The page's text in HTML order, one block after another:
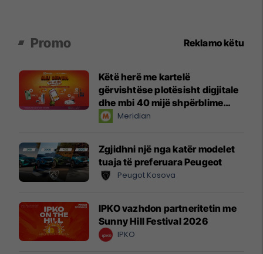
Promo Reklamo këtu
Këtë herë me kartelë
gërvishtëse plotësisht digjitale
dhe mbi 40 mijë shpërblime
instant!Meridian
Zgjidhni një nga katër modelet
tuaja të preferuara Peugeot
Peugot Kosova
IPKO vazhdon partneritetin me
Sunny Hill Festival 2026
IPKO